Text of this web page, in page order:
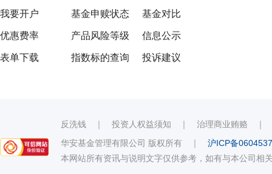
我要开户
优惠费率
表单下载
基金申赎状态
产品风险等级
指数标的查询
基金对比
信息公示
投诉建议
反洗钱 ｜ 投资人权益须知 ｜ 治理商业贿赂
华安基金管理有限公司 版权所有 ｜ 沪ICP备
本网站所有资讯与说明文字仅供参考，如有与本公司相